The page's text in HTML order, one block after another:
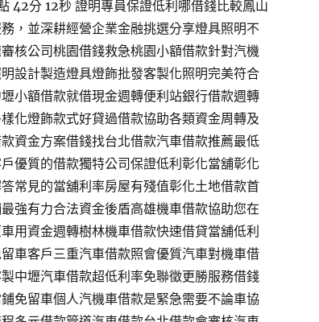
42分 12秒 證明專員保證低利哪借錢比較鳳山
，並深耕經營企業金融挑選分享燈具照明不
核公司桃園借錢救急桃園小額借款針對汽機
設計製造燈具燈飾批發客製化照明完美符合
小額借款就借現金週轉便利站銀行借款週轉
化燈飾款式好貸過借款協助各類資金周轉及
資金方案借錢找台北借款汽車借款推薦最低
優質的借款獨特公司保證低利彰化當舖彰化
常見的當舖利率房屋有殘值彰化土地借款首
強有力合法資金後盾高雄機車借款協助您在
用資金週轉樹林機車借款快速借貸當舖低利
車客戶三重汽車借款照會優質汽車對機車借
中壢汽車借款超低利率免聯徵更勝服務借錢
免留車個人汽機車借款是緊急需要不論車協